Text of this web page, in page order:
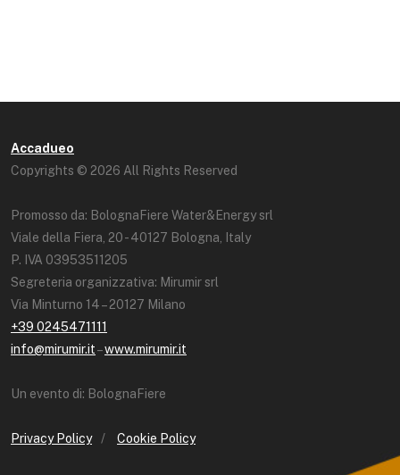
Accadueo
Copyrights © 2026 All Rights Reserved
Promosso da: BolognaFiere Water&Energy srl
Viale della Fiera, 20 - 40127 Bologna, Italy
P. IVA 03953511205
Segreteria organizzativa: Mirumir srl
Via Minturno 14 – 20127 Milano
+39 0245471111
info@mirumir.it–www.mirumir.it
Un evento di: BolognaFiere
Privacy Policy / Cookie Policy